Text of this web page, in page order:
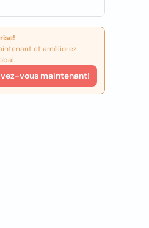
et améliorez
vous maintenant!